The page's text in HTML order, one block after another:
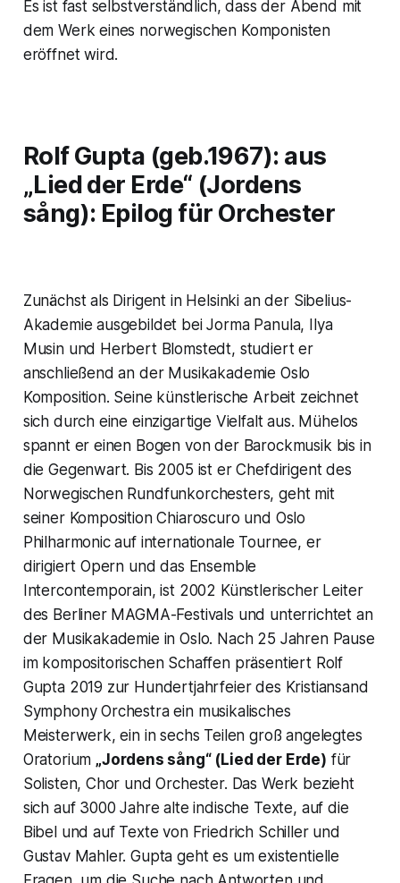
Es ist fast selbstverständlich, dass der Abend mit
dem Werk eines norwegischen Komponisten
eröffnet wird.
Rolf Gupta (geb.1967): aus
„Lied der Erde“ (Jordens
sång): Epilog für Orchester
Zunächst als Dirigent in Helsinki an der Sibelius-
Akademie ausgebildet bei Jorma Panula, Ilya
Musin und Herbert Blomstedt, studiert er
anschließend an der Musikakademie Oslo
Komposition. Seine künstlerische Arbeit zeichnet
sich durch eine einzigartige Vielfalt aus. Mühelos
spannt er einen Bogen von der Barockmusik bis in
die Gegenwart. Bis 2005 ist er Chefdirigent des
Norwegischen Rundfunkorchesters, geht mit
seiner KompositionChiaroscuro und Oslo
Philharmonic auf internationale Tournee, er
dirigiert Opern und das Ensemble
Intercontemporain, ist 2002 Künstlerischer Leiter
des Berliner MAGMA-Festivals und unterrichtet an
der Musikakademie in Oslo. Nach 25 Jahren Pause
im kompositorischen Schaffen präsentiert Rolf
Gupta 2019 zur Hundertjahrfeier des Kristiansand
Symphony Orchestra ein musikalisches
Meisterwerk, ein in sechs Teilen groß angelegtes
Oratorium „Jordens sång“ (Lied der Erde) für
Solisten, Chor und Orchester. Das Werk bezieht
sich auf 3000 Jahre alte indische Texte, auf die
Bibel und auf Texte von Friedrich Schiller und
Gustav Mahler. Gupta geht es um existentielle